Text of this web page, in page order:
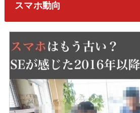
スマホ動向